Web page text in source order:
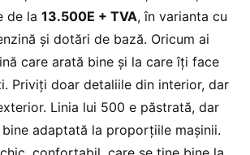
de la 13.500E + TVA, în varianta cu
și dotări de bază. Oricum ai
care arată bine și la care îți face
Priviți doar detaliile din interior, dar
Linia lui 500 e păstrată, dar
adaptată la proporțiile mașinii.